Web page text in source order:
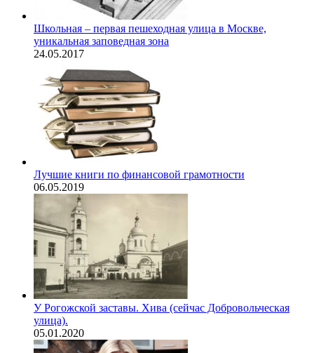
Школьная – первая пешеходная улица в Москве,
уникальная заповедная зона
24.05.2017
Лучшие книги по финансовой грамотности
06.05.2019
У Рогожской заставы. Хива (сейчас Добровольческая
улица).
05.01.2020